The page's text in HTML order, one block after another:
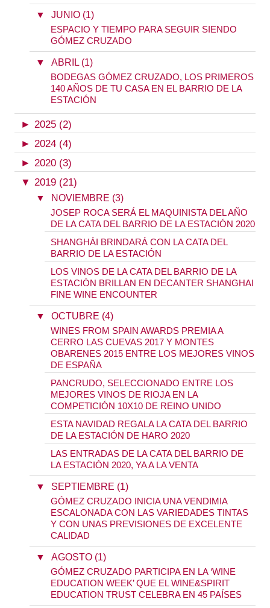
▼ JUNIO (1)
ESPACIO Y TIEMPO PARA SEGUIR SIENDO
GÓMEZ CRUZADO
▼ ABRIL (1)
BODEGAS GÓMEZ CRUZADO, LOS PRIMEROS
140 AÑOS DE TU CASA EN EL BARRIO DE LA
ESTACIÓN
► 2025 (2)
► 2024 (4)
► 2020 (3)
▼ 2019 (21)
▼ NOVIEMBRE (3)
JOSEP ROCA SERÁ EL MAQUINISTA DEL AÑO
DE LA CATA DEL BARRIO DE LA ESTACIÓN 2020
SHANGHÁI BRINDARÁ CON LA CATA DEL
BARRIO DE LA ESTACIÓN
LOS VINOS DE LA CATA DEL BARRIO DE LA
ESTACIÓN BRILLAN EN DECANTER SHANGHAI
FINE WINE ENCOUNTER
▼ OCTUBRE (4)
WINES FROM SPAIN AWARDS PREMIA A
CERRO LAS CUEVAS 2017 Y MONTES
OBARENES 2015 ENTRE LOS MEJORES VINOS
DE ESPAÑA
PANCRUDO, SELECCIONADO ENTRE LOS
MEJORES VINOS DE RIOJA EN LA
COMPETICIÓN 10X10 DE REINO UNIDO
ESTA NAVIDAD REGALA LA CATA DEL BARRIO
DE LA ESTACIÓN DE HARO 2020
LAS ENTRADAS DE LA CATA DEL BARRIO DE
LA ESTACIÓN 2020, YA A LA VENTA
▼ SEPTIEMBRE (1)
GÓMEZ CRUZADO INICIA UNA VENDIMIA
ESCALONADA CON LAS VARIEDADES TINTAS
Y CON UNAS PREVISIONES DE EXCELENTE
CALIDAD
▼ AGOSTO (1)
GÓMEZ CRUZADO PARTICIPA EN LA ‘WINE
EDUCATION WEEK’ QUE EL WINE&SPIRIT
EDUCATION TRUST CELEBRA EN 45 PAÍSES